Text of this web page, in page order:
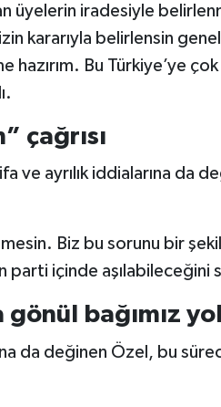
üyelerin iradesiyle
kararıyla belirlensin
Bu Türkiye’ye
çağrısı
ve ayrılık iddialarına da
Biz bu sorunu bir
parti içinde aşılabileceğini
bağımız
da değinen Özel, bu